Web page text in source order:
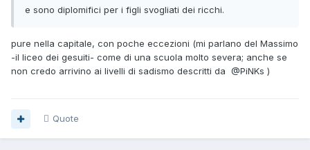
e sono diplomifici per i figli svogliati dei ricchi.
pure nella capitale, con poche eccezioni (mi parlano del Massimo
-il liceo dei gesuiti- come di una scuola molto severa; anche se
non credo arrivino ai livelli di sadismo descritti da @PiNKs )
Quote